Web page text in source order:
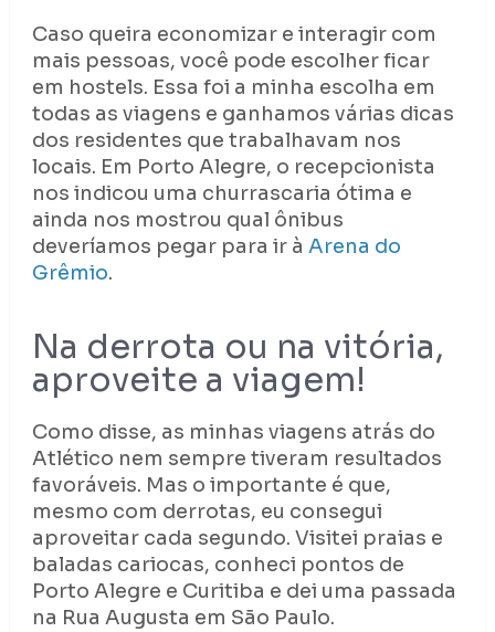
Caso queira economizar e interagir com
mais pessoas, você pode escolher ficar
em hostels. Essa foi a minha escolha em
todas as viagens e ganhamos várias dicas
dos residentes que trabalhavam nos
locais. Em Porto Alegre, o recepcionista
nos indicou uma churrascaria ótima e
ainda nos mostrou qual ônibus
deveríamos pegar para ir à Arena do
Grêmio.
Na derrota ou na vitória,
aproveite a viagem!
Como disse, as minhas viagens atrás do
Atlético nem sempre tiveram resultados
favoráveis. Mas o importante é que,
mesmo com derrotas, eu consegui
aproveitar cada segundo. Visitei praias e
baladas cariocas, conheci pontos de
Porto Alegre e Curitiba e dei uma passada
na Rua Augusta em São Paulo.